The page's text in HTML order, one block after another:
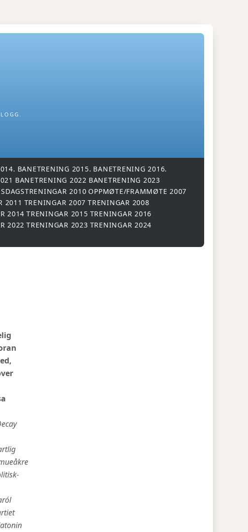
BANETRENING 2015. BANETRENING 2016.
BANETRENING 2022 BANETRENING 2023
2010 OPPMØTE/FRAMMØTE 2007
2011 TRENINGAR 2007 TRENINGAR 2008
2014 TRENINGAR 2015 TRENINGAR 2016
2022 TRENINGAR 2023 TRENINGAR 2024